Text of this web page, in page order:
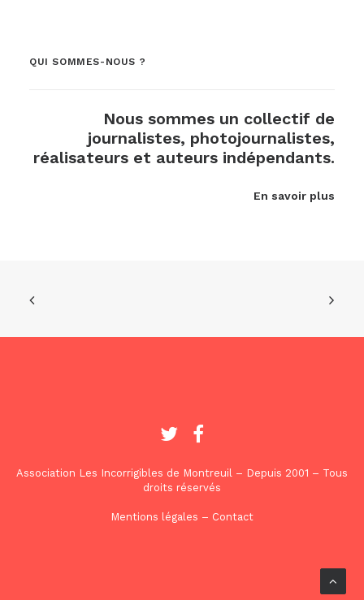
QUI SOMMES-NOUS ?
Nous sommes un collectif de
journalistes, photojournalistes,
réalisateurs et auteurs indépendants.
En savoir plus
Association Les Incorrigibles de Montreuil – Depuis 2001 – Tous
droits réservés
Mentions légales – Contact